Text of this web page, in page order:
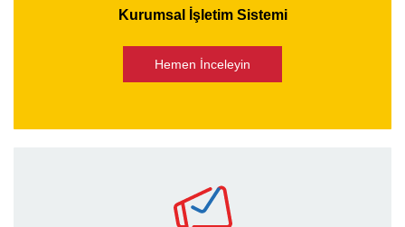
Kurumsal İşletim Sistemi
Hemen İnceleyin